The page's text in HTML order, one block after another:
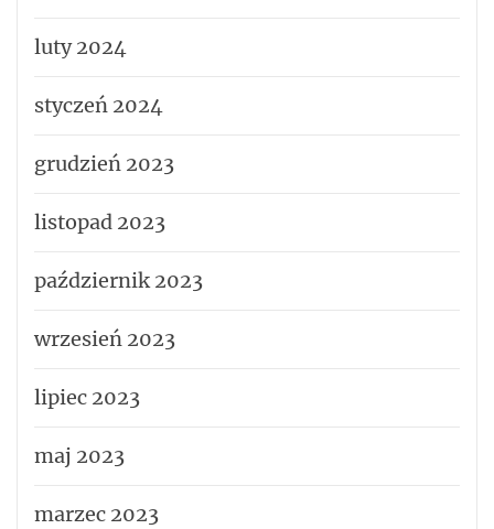
luty 2024
styczeń 2024
grudzień 2023
listopad 2023
październik 2023
wrzesień 2023
lipiec 2023
maj 2023
marzec 2023